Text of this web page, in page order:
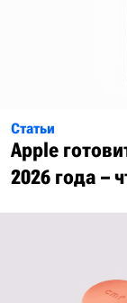
Статьи
Apple
2026 года –